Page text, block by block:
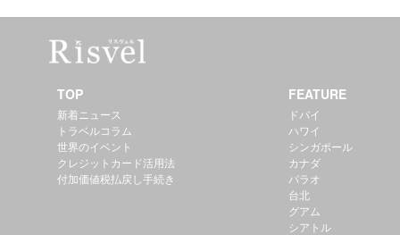
TOP
新着ニュース
トラベルコラム
世界のイベント
クレジットカード活用法
付加価値税払戻し手続き
FEATURE
ドバイ
ハワイ
シンガポール
カナダ
パラオ
台北
グアム
シアトル